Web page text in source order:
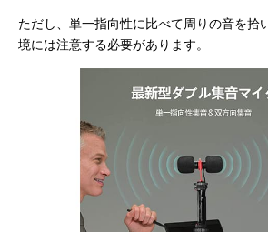
ただし、単一指向性に比べて周りの音を拾
境には注意する必要があります。